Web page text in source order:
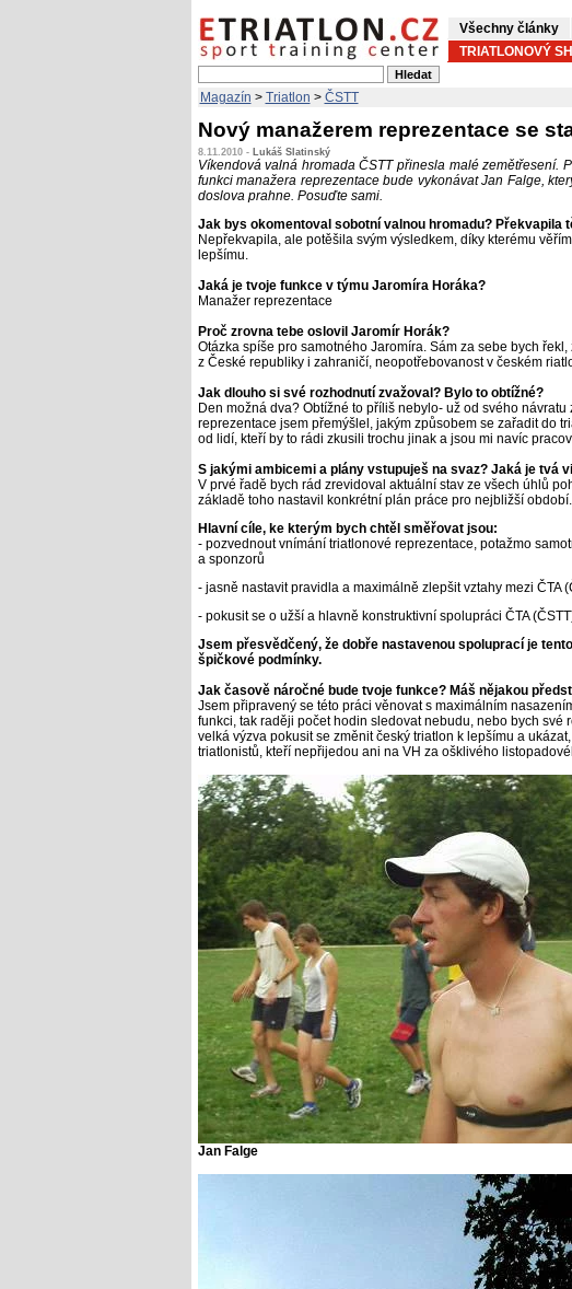
Všechny články
TRIATLONOVÝ
Magazín > Triatlon > ČSTT
Nový manažerem reprezentace se
8.11.2010 - Lukáš Slatinský
Víkendová valná hromada ČSTT přinesla malé zemětřesení.
funkci manažera reprezentace bude vykonávat Jan Falge,
doslova prahne. Posuďte sami.
Jak bys okomentoval sobotní valnou hromadu? Překvapila
Nepřekvapila, ale potěšila svým výsledkem, díky kterému
lepšímu.
Jaká je tvoje funkce v týmu Jaromíra Horáka?
Manažer reprezentace
Proč zrovna tebe oslovil Jaromír Horák?
Otázka spíše pro samotného Jaromíra. Sám za sebe bych
z České republiky i zahraničí, neopotřebovanost v českém
Jak dlouho si své rozhodnutí zvažoval? Bylo to obtížné?
Den možná dva? Obtížné to příliš nebylo- už od svého
reprezentace jsem přemýšlel, jakým způsobem se zařadit do
od lidí, kteří by to rádi zkusili trochu jinak a jsou mi navíc
S jakými ambicemi a plány vstupuješ na svaz? Jaká je tvá
V prvé řadě bych rád zrevidoval aktuální stav ze všech úhlů
základě toho nastavil konkrétní plán práce pro nejbližší období.
Hlavní cíle, ke kterým bych chtěl směřovat jsou:
- pozvednout vnímání triatlonové reprezentace, potažmo
a sponzorů
- jasně nastavit pravidla a maximálně zlepšit vztahy mezi ČTA
- pokusit se o užší a hlavně konstruktivní spolupráci ČTA
Jsem přesvědčený, že dobře nastavenou spoluprací je
špičkové podmínky.
Jak časově náročné bude tvoje funkce? Máš nějakou
Jsem připravený se této práci věnovat s maximálním
funkci, tak raději počet hodin sledovat nebudu, nebo bych své
velká výzva pokusit se změnit český triatlon k lepšímu a
triatlonistů, kteří nepřijedou ani na VH za ošklivého
Jan Falge